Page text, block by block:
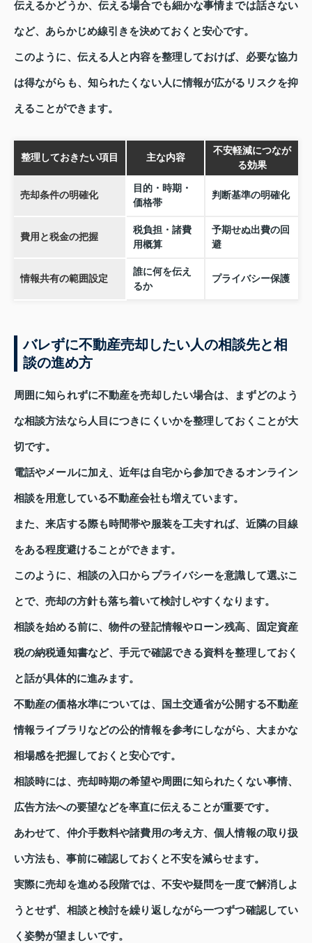
伝えるかどうか、伝える場合でも細かな事情までは話さない
など、あらかじめ線引きを決めておくと安心です。
このように、伝える人と内容を整理しておけば、必要な協力
は得ながらも、知られたくない人に情報が広がるリスクを抑
えることができます。
整理しておきたい項目 主な内容
不安軽減につなが
る効果
売却条件の明確化
目的・時期・
価格帯
判断基準の明確化
費用と税金の把握
税負担・諸費
用概算
予期せぬ出費の回
避
情報共有の範囲設定
誰に何を伝え
るか
プライバシー保護
バレずに不動産売却したい人の相談先と相
談の進め方
周囲に知られずに不動産を売却したい場合は、まずどのよう
な相談方法なら人目につきにくいかを整理しておくことが大
切です。
電話やメールに加え、近年は自宅から参加できるオンライン
相談を用意している不動産会社も増えています。
また、来店する際も時間帯や服装を工夫すれば、近隣の目線
をある程度避けることができます。
このように、相談の入口からプライバシーを意識して選ぶこ
とで、売却の方針も落ち着いて検討しやすくなります。
相談を始める前に、物件の登記情報やローン残高、固定資産
税の納税通知書など、手元で確認できる資料を整理しておく
と話が具体的に進みます。
不動産の価格水準については、国土交通省が公開する不動産
情報ライブラリなどの公的情報を参考にしながら、大まかな
相場感を把握しておくと安心です。
相談時には、売却時期の希望や周囲に知られたくない事情、
広告方法への要望などを率直に伝えることが重要です。
あわせて、仲介手数料や諸費用の考え方、個人情報の取り扱
い方法も、事前に確認しておくと不安を減らせます。
実際に売却を進める段階では、不安や疑問を一度で解消しよ
うとせず、相談と検討を繰り返しながら一つずつ確認してい
く姿勢が望ましいです。